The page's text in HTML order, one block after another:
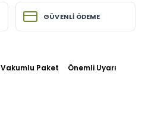
GÜVENLİ ÖDEME
Vakumlu Paket Önemli Uyarı